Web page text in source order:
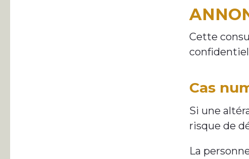
Cette
Cas
Si une
risque de
La